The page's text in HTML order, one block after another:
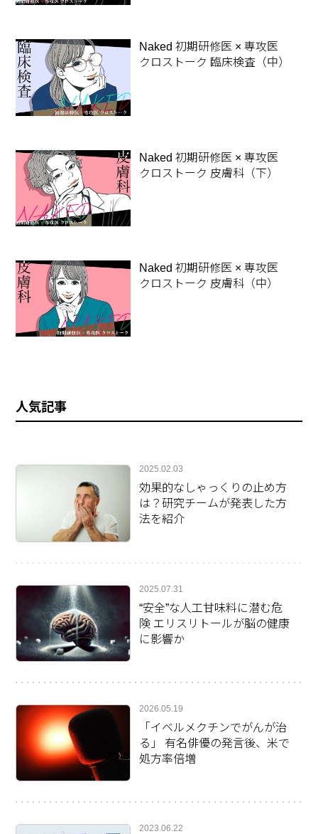
Naked 初期研修医 × 専攻医
クロストーク 臨床検査（中）
Naked 初期研修医 × 専攻医
クロストーク 皮膚科（下）
Naked 初期研修医 × 専攻医
クロストーク 皮膚科（中）
人気記事
2025.02.03
効果的なしゃっくりの止め方
は？研究チームが発表した方
法を紹介
2025.07.31
“安全”な人工甘味料に潜む危
険 エリスリトールが脳の健康
に影響か
2026.05.19
「イベルメクチンでがんが治
る」 有名俳優の発言後、米で
処方率倍増
2023.06.22